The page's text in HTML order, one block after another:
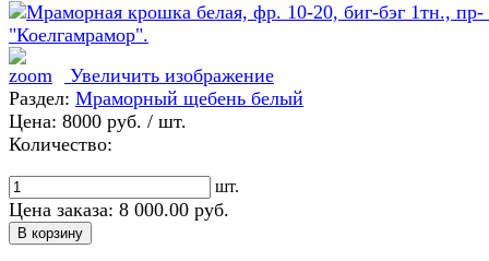
Увеличить изображение
Раздел: Мраморный щебень белый
Цена: 8000 руб. / шт.
Количество:
шт.
Цена заказа: 8 000.00 руб.